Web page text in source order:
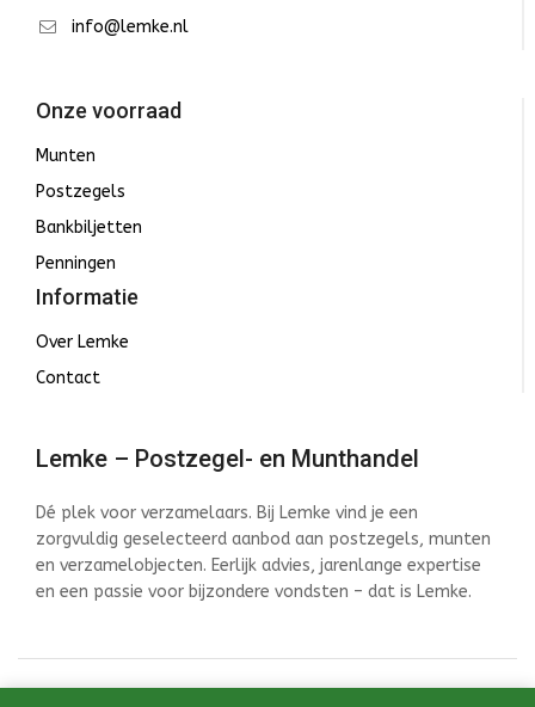
info@lemke.nl
Onze voorraad
Munten
Postzegels
Bankbiljetten
Penningen
Informatie
Over Lemke
Contact
Lemke – Postzegel- en Munthandel
Dé plek voor verzamelaars. Bij Lemke vind je een
zorgvuldig geselecteerd aanbod aan postzegels, munten
en verzamelobjecten. Eerlijk advies, jarenlange expertise
en een passie voor bijzondere vondsten – dat is Lemke.